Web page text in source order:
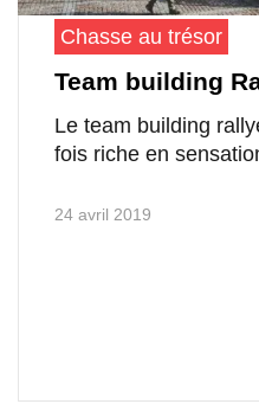
Chasse au trésor
Team building
Le team building
fois riche en
24 avril 2019